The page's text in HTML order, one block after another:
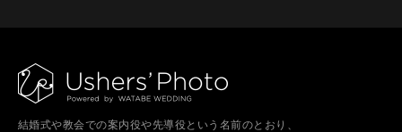
結婚式や教会での案内役や先導役という名前のとおり、